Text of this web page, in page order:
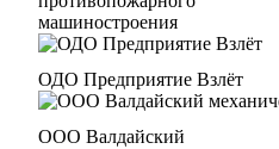
машиностроения
ОДО Предприятие Взлёт
ООО Валдайский